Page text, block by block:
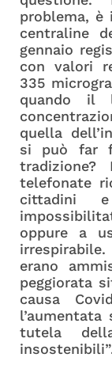
problema, è
centraline
gennaio
con valori
335
quando il
quella
si può far
telefonate
cittadini
oppure a
erano
peggiorata
causa
tutela